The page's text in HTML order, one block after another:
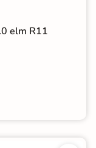
elm R11